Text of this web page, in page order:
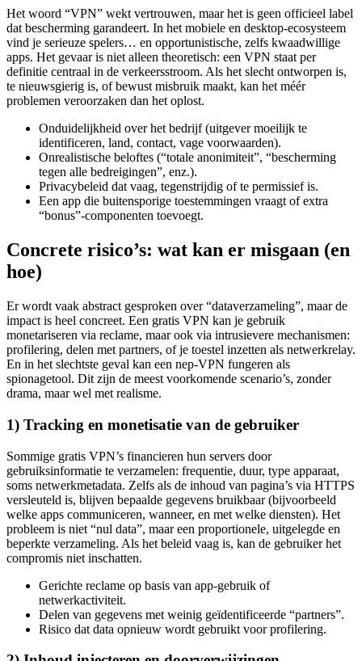
dat bescherming garandeert. In het mobiele en desktop-ecosysteem
vind je serieuze spelers… en opportunistische, zelfs kwaadwillige
apps. Het gevaar is niet alleen theoretisch: een VPN staat per
definitie centraal in de verkeersstroom. Als het slecht ontworpen is,
te nieuwsgierig is, of bewust misbruik maakt, kan het méér
problemen veroorzaken dan het oplost.
identificeren, land, contact, vage voorwaarden).
Onrealistische beloftes (“totale anonimiteit”, “bescherming
tegen alle bedreigingen”, enz.).
Privacybeleid dat vaag, tegenstrijdig of te permissief is.
Een app die buitensporige toestemmingen vraagt of extra
“bonus”-componenten toevoegt.
hoe)
impact is heel concreet. Een gratis VPN kan je gebruik
monetariseren via reclame, maar ook via intrusievere mechanismen:
profilering, delen met partners, of je toestel inzetten als netwerkrelay.
En in het slechtste geval kan een nep-VPN fungeren als
spionagetool. Dit zijn de meest voorkomende scenario’s, zonder
drama, maar wel met realisme.
gebruiksinformatie te verzamelen: frequentie, duur, type apparaat,
soms netwerkmetadata. Zelfs als de inhoud van pagina’s via HTTPS
versleuteld is, blijven bepaalde gegevens bruikbaar (bijvoorbeeld
welke apps communiceren, wanneer, en met welke diensten). Het
probleem is niet “nul data”, maar een proportionele, uitgelegde en
beperkte verzameling. Als het beleid vaag is, kan de gebruiker het
compromis niet inschatten.
netwerkactiviteit.
Delen van gegevens met weinig geïdentificeerde “partners”.
Risico dat data opnieuw wordt gebruikt voor profilering.